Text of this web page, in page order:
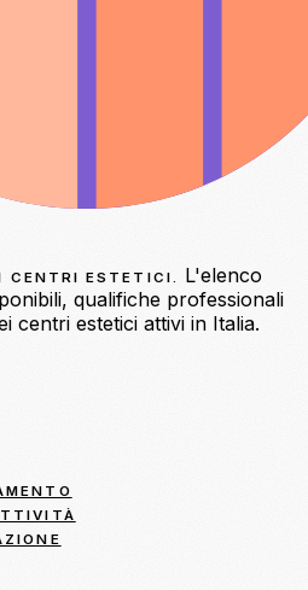
CENTRI ESTETICI.
L'elenco
qualifiche professionali
centri estetici attivi in Italia.